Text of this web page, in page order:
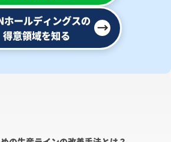
ホールディングスの
得意領域を知る